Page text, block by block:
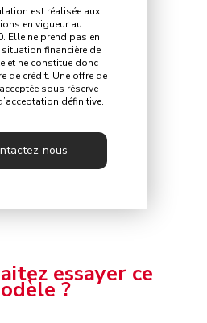
est réalisée aux
en vigueur au
Elle ne prend pas en
financière de
et ne constitue donc
de crédit. Une offre de
sous réserve
définitive.
nous
essayer ce
?